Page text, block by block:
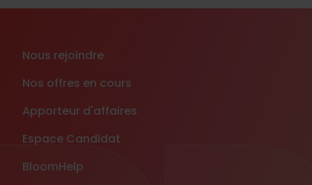
Nous rejoindre
Nos offres en cours
Apporteur d'affaires
Espace Candidat
BloomHelp